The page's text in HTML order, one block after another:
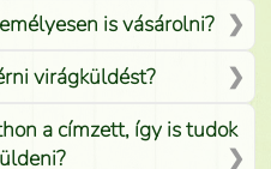
is vásárolni?
virágküldést?
a címzett, így is tudok